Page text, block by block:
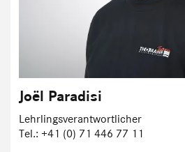
Joël Paradisi
Lehrlingsverantwortlicher
Tel.: +41 (0) 71 446 77 11